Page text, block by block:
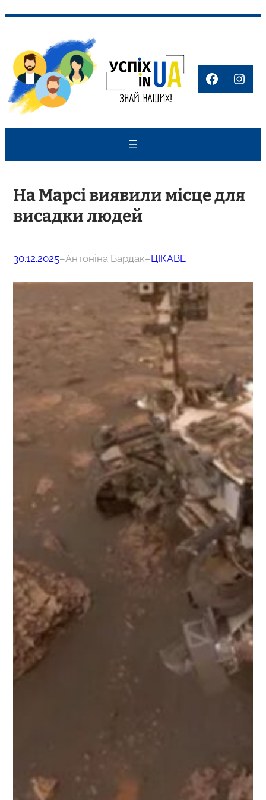
вмісту
На Марсі виявили місце для
висадки людей
30.12.2025–Антоніна Бардак–ЦІКАВЕ